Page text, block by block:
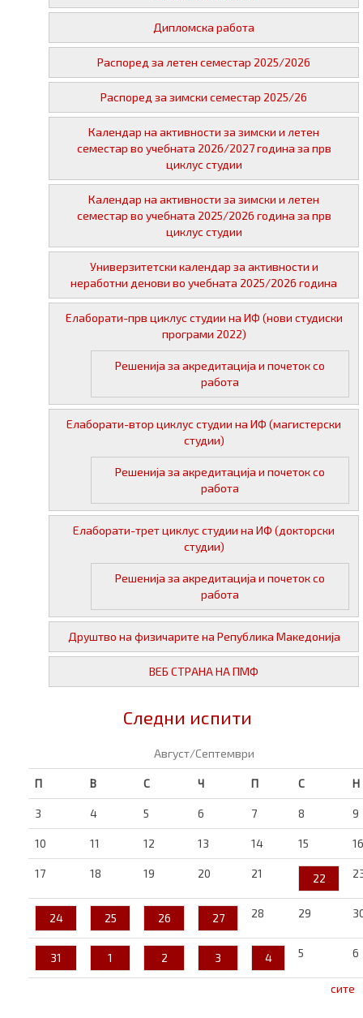
Дипломска работа
Распоред за летен семестар 2025/2026
Распоред за зимски семестар 2025/26
Календар на активности за зимски и летен
семестар во учебната 2026/2027 година за прв
циклус студии
Календар на активности за зимски и летен
семестар во учебната 2025/2026 година за прв
циклус студии
Универзитетски календар за активности и
неработни денови во учебната 2025/2026 година
Елаборати-прв циклус студии на ИФ (нови студиски
програми 2022)
Решенија за акредитација и почеток со
работа
Елаборати-втор циклус студии на ИФ (магистерски
студии)
Решенија за акредитација и почеток со
работа
Елаборати-трет циклус студии на ИФ (докторски
студии)
Решенија за акредитација и почеток со
работа
Друштво на физичарите на Република Македонија
ВЕБ СТРАНА НА ПМФ
Следни испити
Август/Септември
П В С Ч П С Н
3 4 5 6 7 8 9
10 11 12 13 14 15 16
17 18 19 20 21 22
24 25 26 27 28 29
31 1 2 3 4 5 6
сите